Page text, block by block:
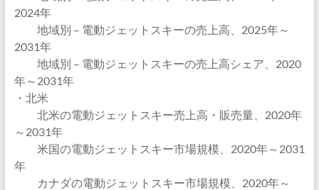
2024年
地域別 – 電動ジェットスキーの売上高、2025年～
2031年
地域別 – 電動ジェットスキーの売上高シェア、2020
年～2031年
・北米
北米の電動ジェットスキー売上高・販売量、2020年
～2031年
米国の電動ジェットスキー市場規模、2020年～2031
年
カナダの電動ジェットスキー市場規模、2020年～